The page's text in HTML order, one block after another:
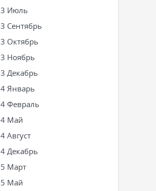
Июль
Сентябрь
Октябрь
Ноябрь
Декабрь
Январь
Февраль
Май
Август
Декабрь
Март
Май